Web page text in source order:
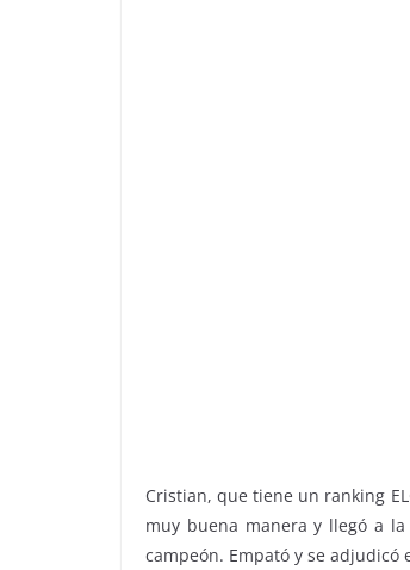
Cristian, que tiene un ranking
muy buena manera y llegó a
campeón. Empató y se adjudicó